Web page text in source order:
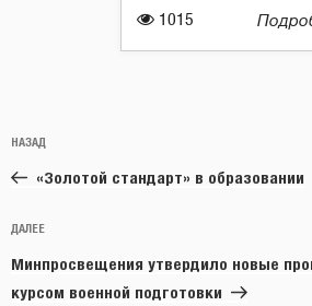
1015
по
записям
Предыдущая
запись:
НАЗАД
«Золотой стандарт» в образовании
Следующая
запись
ДАЛЕЕ
Минпросвещения утвердило новые
курсом военной подготовки